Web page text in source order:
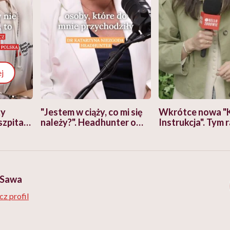
"Jestem w ciąży, co mi się
należy?". Headhunter o
pracy
Wkrótce nowa
Instrukcja". Tym
ekspercki
profil